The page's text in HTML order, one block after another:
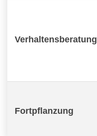
Verhaltensberatung
Fortpflanzung